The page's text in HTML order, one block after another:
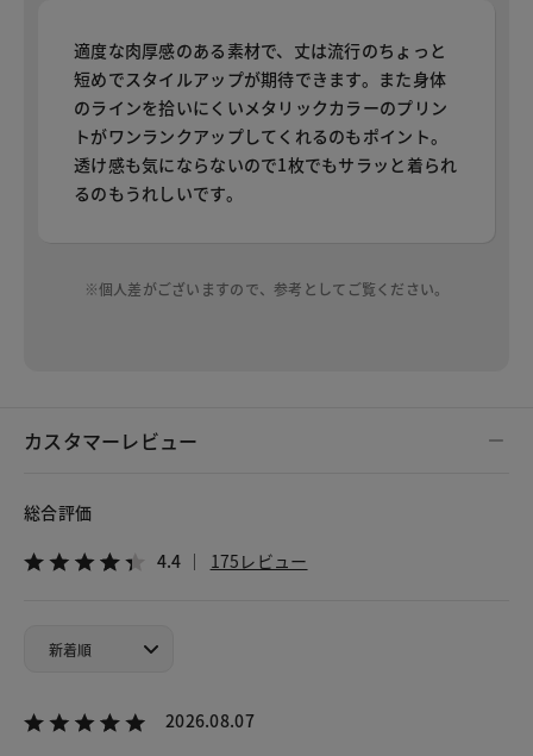
適度な肉厚感のある素材で、丈は流行のちょっと
短めでスタイルアップが期待できます。また身体
のラインを拾いにくいメタリックカラーのプリン
トがワンランクアップしてくれるのもポイント。
透け感も気にならないので1枚でもサラッと着られ
るのもうれしいです。
※個人差がございますので、参考としてご覧ください。
カスタマーレビュー
総合評価
4.4 175レビュー
2026.08.07